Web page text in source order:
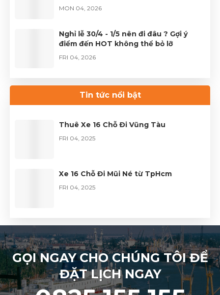
MON 04, 2026
Nghỉ lễ 30/4 - 1/5 nên đi đâu ? Gợi ý
điểm đến HOT không thể bỏ lỡ
FRI 04, 2026
– Hành trình đầy trọn vẹn
FRI 04, 2026
Tin tức nổi bật
Thuê Xe 16 Chỗ Đi Vũng Tàu
FRI 04, 2025
Xe 16 Chỗ Đi Mũi Né từ TpHcm
FRI 04, 2025
GỌI NGAY CHO CHÚNG TÔI ĐỂ
ĐẶT LỊCH NGAY